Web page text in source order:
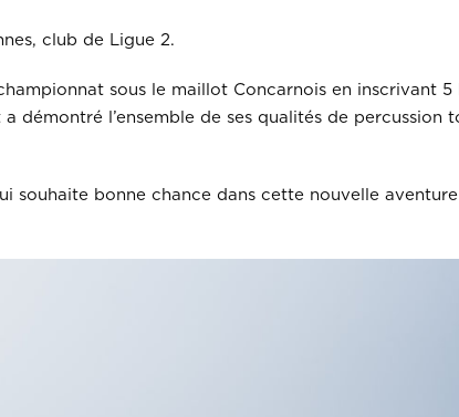
club de Ligue 2.
sous le maillot Concarnois en inscrivant
l’ensemble de ses qualités de percussion
souhaite bonne chance dans cette nouvelle